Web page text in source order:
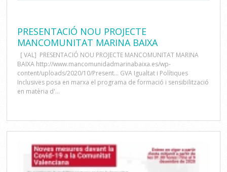
PRESENTACIÓ NOU PROJECTE
MANCOMUNITAT MARINA BAIXA
[ VAL] PRESENTACIÓ NOU PROJECTE MANCOMUNITAT MARINA
BAIXA http://www.mancomunidadmarinabaixa.es/wp-
content/uploads/2020/10/Present... GVA Igualtat i Polítiques
Inclusives posa en marxa el programa de formació i sensibilització
en matèria d'...